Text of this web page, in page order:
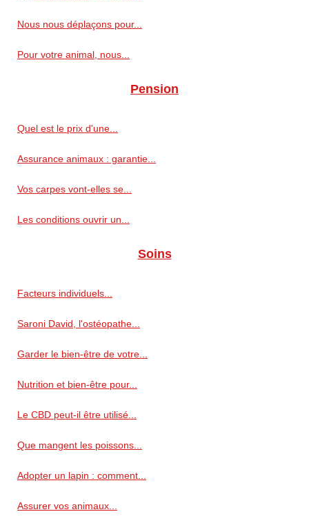
Nous nous déplaçons pour...
Pour votre animal, nous...
Pension
Quel est le prix d'une...
Assurance animaux : garantie...
Vos carpes vont-elles se...
Les conditions ouvrir un...
Soins
Facteurs individuels...
Saroni David, l'ostéopathe...
Garder le bien-être de votre...
Nutrition et bien-être pour...
Le CBD peut-il être utilisé...
Que mangent les poissons...
Adopter un lapin : comment...
Assurer vos animaux...